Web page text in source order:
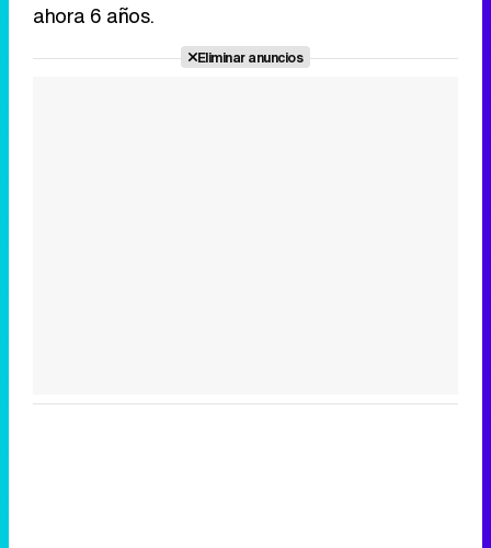
ahora 6 años.
Eliminar anuncios